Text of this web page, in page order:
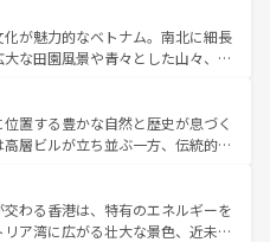
ーツなど、バラエティ豊かな料理
なお、新着の台湾情報は コンテンツ一覧を参
四季折々の自然美を楽しむことが
や焼肉、絶品のストリートフード
理が待っている。夜には、韓国な
韓国の多彩な魅力を心ゆくまで味
てみてほしい。 なお、新着の韓国情報はコンテンツ一
が魅力的なベトナム。南北に細長
な田園風景や青々とした山々、世
息づく。ハノイの古い町並みやホ
治時代の建物も、独特の雰囲気を
バラエティの豊かさとおいしさで
ー、ベトナムコーヒーなどは、ぜ
の地域を訪れてもあたたかい人々
ので、きっと忘れられない旅にな
置する豊かな自然と歴史が息づく
層ビルが立ち並ぶ一方、伝統的な
北部ではチェンマイなどの山岳地
部ではプーケットやクラビの美し
を楽しむことができる。タイ料理
わる香港は、特有のエネルギーを
ア湾に広がる壮大な景色、近未来